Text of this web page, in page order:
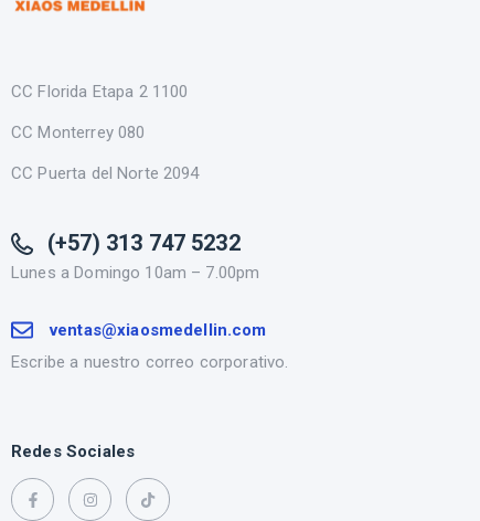
CC Florida Etapa 2 1100
CC Monterrey 080
CC Puerta del Norte 2094
(+57) 313 747 5232
Lunes a Domingo 10am – 7.00pm
ventas@xiaosmedellin.com
Escribe a nuestro correo corporativo.
Redes Sociales